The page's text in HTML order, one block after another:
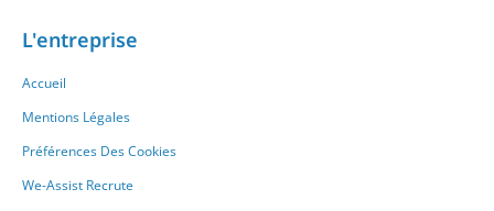
L'entreprise
Accueil
Mentions Légales
Préférences Des Cookies
We-Assist Recrute